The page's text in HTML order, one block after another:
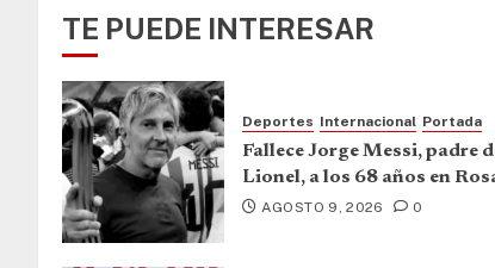
TE PUEDE INTERESAR
Deportes Internacional Portada
Fallece Jorge Messi, padre
Lionel, a los 68 años en
AGOSTO 9, 2026 0